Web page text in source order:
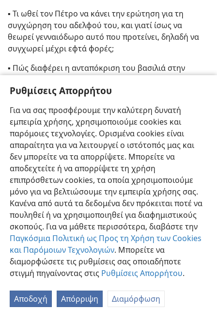
Ρυθμίσεις Απορρήτου
Για να σας προσφέρουμε την καλύτερη δυνατή
εμπειρία χρήσης, χρησιμοποιούμε cookies και
παρόμοιες τεχνολογίες. Ορισμένα cookies είναι
απαραίτητα για να λειτουργεί ο ιστότοπός μας και
δεν μπορείτε να τα απορρίψετε. Μπορείτε να
αποδεχτείτε ή να απορρίψετε τη χρήση
επιπρόσθετων cookies, τα οποία χρησιμοποιούμε
μόνο για να βελτιώσουμε την εμπειρία χρήσης σας.
Κανένα από αυτά τα δεδομένα δεν πρόκειται ποτέ να
πουληθεί ή να χρησιμοποιηθεί για διαφημιστικούς
σκοπούς. Για να μάθετε περισσότερα, διαβάστε την
Παγκόσμια Πολιτική ως Προς τη Χρήση των Cookies
και Παρόμοιων Τεχνολογιών. Μπορείτε να
διαμορφώσετε τις ρυθμίσεις σας οποιαδήποτε
στιγμή πηγαίνοντας στις Ρυθμίσεις Απορρήτου.
Αποδοχή Απόρριψη Διαμόρφωση
▪ Τι ωθεί τον Πέτρο να κάνει την ερώτηση για τη
συγχώρηση του αδελφού του, και γιατί ίσως να
θεωρεί γενναιόδωρο αυτό που προτείνει, δηλαδή να
συγχωρεί μέχρι εφτά φορές;
▪ Πώς διαφέρει η ανταπόκριση του βασιλιά στην
ανταπόκριση του δούλου στην παράκληση του
▪ Τι μαθαίνουμε από την παραβολή του Ιησού;
Ελληνική Κοινή Χρήση Προτιμήσεις
Copyright © 2026 Watch Tower Bible and Tract Society of Pennsylvania
Όροι Χρήσης Πολιτική Απορρήτου
Ρυθμίσεις Απορρήτου
JW.ORG
Σύνδεση